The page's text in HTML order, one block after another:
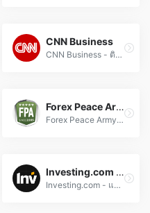
CNN Business
CNN Business - ติดตามข่าวฟอเร็กซ์ อัตราแลกเปลี่ยน และการเงินโลก อัพเดทตลอดเวลา วิเคราะห์แนวโน้มตลาดโดยผู้เชี่ยวชาญ เพื่อการตัดสินใจลงทุนอย่างมีประสิทธิภาพ
Forex Peace Army
Forex Peace Army - แหล่งรวมข่าวฟอเร็กซ์ อัตราแลกเปลี่ยน และกลยุทธ์การเทrading ที่ครบวงจร สำหรับเทรดเดอร์ทุกระดับ พร้อมรีวิวโบรกเกอร์และชุมชนสนับสนุน
Investing.com (Forex News)
Investing.com - แพลตฟอร์มข่าวสารตลาด Forex อันดับหนึ่งของโลก อัปเดตข้อมูลราคาแบบเรียลไทม์ วิเคราะห์ตลาด และเครื่องมือทางการเงินสำหรับเทรดเดอร์มืออาชีพ